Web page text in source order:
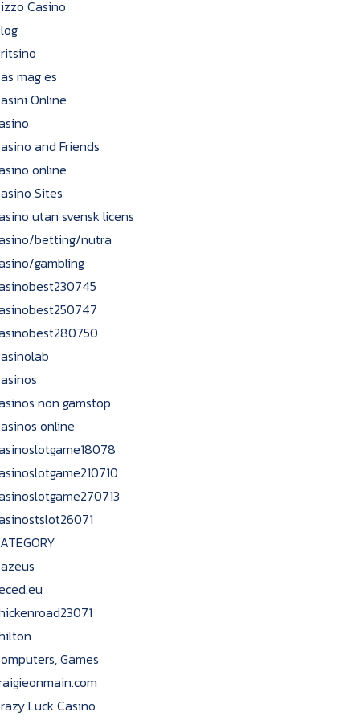
Casino
mag es
Online
and Friends
online
Sites
utan svensk licens
betting/nutra
gambling
non gamstop
online
Games
Luck Casino